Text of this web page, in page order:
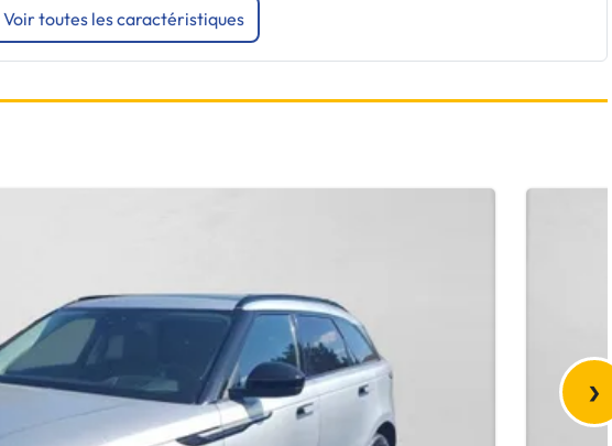
Voir toutes les caractéristiques
›